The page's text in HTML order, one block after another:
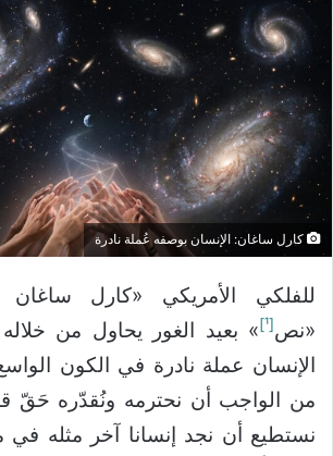
كارل ساغان: الإنسان بوصفه عُملة نادرة
«نص[¹] » بعيد الغور يحاول من
الإنسان عملة نادرة في الكون
من الواجب أن نحترمه ونُقدّره حَقّ
نستطيع أن نجد إنسانا آخر مثله في